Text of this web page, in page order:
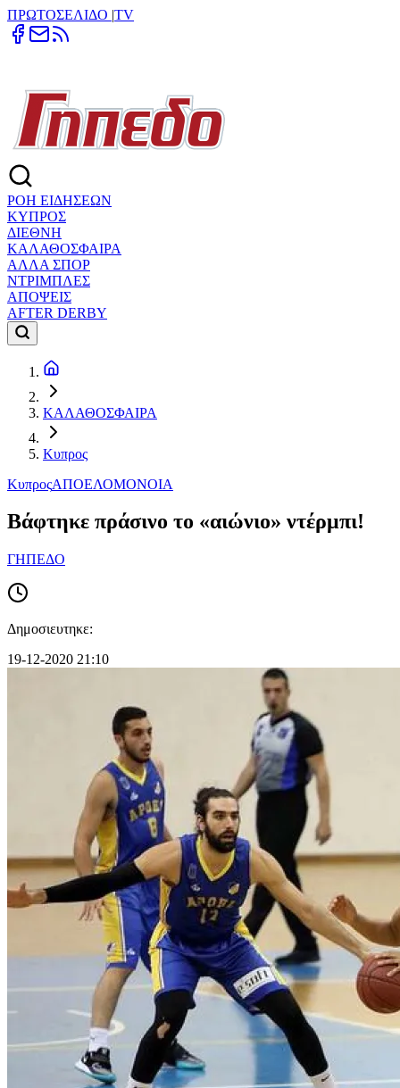
ΠΡΩΤΟΣΕΛΙΔΟ |TV
ΡΟΗ ΕΙΔΗΣΕΩΝ
ΚΥΠΡΟΣ
ΔΙΕΘΝΗ
ΚΑΛΑΘΟΣΦΑΙΡΑ
ΑΛΛΑ ΣΠΟΡ
ΝΤΡΙΜΠΛΕΣ
ΑΠΟΨΕΙΣ
AFTER DERBY
ΚΑΛΑΘΟΣΦΑΙΡΑ
Κυπρος
ΚυπροςΑΠΟΕΛΟΜΟΝΟΙΑ
Βάφτηκε πράσινο το «αιώνιο» ντέρμπι!
ΓΗΠΕΔΟ
Δημοσιευτηκε:
19-12-2020 21:10